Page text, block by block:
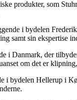
produkter, som
i bydelen
samt sin ekspertise
i Danmark, der
om det er
i bydelen Hellerup i